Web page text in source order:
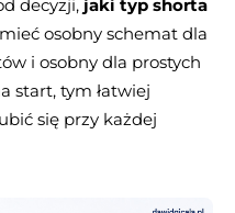
decyzji, jaki typ shorta
osobny schemat dla
i osobny dla prostych
start, tym łatwiej
się przy każdej